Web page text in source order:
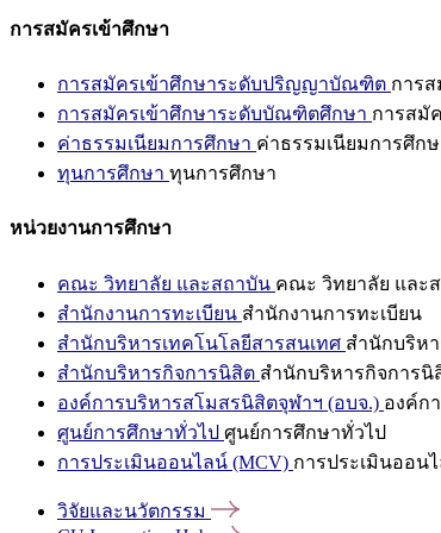
การสมัครเข้าศึกษา
การสมัครเข้าศึกษาระดับปริญญาบัณฑิต การ
การสมัครเข้าศึกษาระดับบัณฑิตศึกษา การสมั
ค่าธรรมเนียมการศึกษา ค่าธรรมเนียมการศึก
ทุนการศึกษา ทุนการศึกษา
หน่วยงานการศึกษา
คณะ วิทยาลัย และสถาบัน คณะ วิทยาลัย และ
สำนักงานการทะเบียน สำนักงานการทะเบียน
สำนักบริหารเทคโนโลยีสารสนเทศ สำนักบริห
สำนักบริหารกิจการนิสิต สำนักบริหารกิจการนิ
องค์การบริหารสโมสรนิสิตจุฬาฯ (อบจ.) องค์ก
ศูนย์การศึกษาทั่วไป ศูนย์การศึกษาทั่วไป
การประเมินออนไลน์ (MCV) การประเมินออน
วิจัยและนวัตกรรม